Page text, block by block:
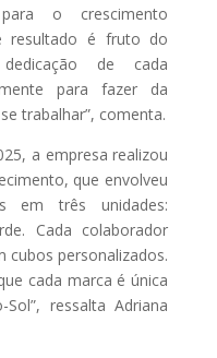
o crescimento
resultado é fruto do
de cada
para fazer da
trabalhar”, comenta.
a empresa realizou
que envolveu
em três unidades:
Cada colaborador
cubos personalizados.
cada marca é única
ressalta Adriana